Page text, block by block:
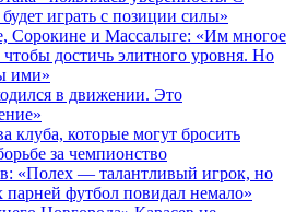
играть с позиции силы»
Сорокине и Массалыге: «Им многое
чтобы достичь элитного уровня. Но
ими»
в движении. Это
клуба, которые могут бросить
за чемпионство
«Полех — талантливый игрок, но
парней футбол повидал немало»